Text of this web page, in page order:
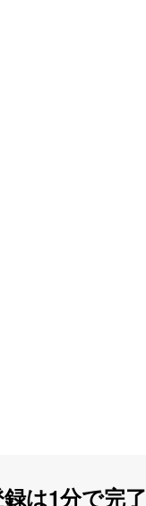
は1分で完了